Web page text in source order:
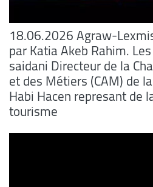
18.06.2026 Agraw-
par Katia Akeb Rahim.
saidani Directeur de la
et des Métiers (CAM) de
Habi Hacen represant de
tourisme